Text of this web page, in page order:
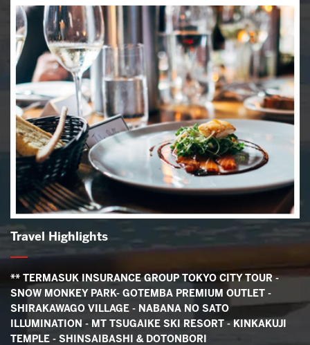
Travel Highlights
** TERMASUK INSURANCE GROUP TOKYO CITY TOUR -
SNOW MONKEY PARK- GOTEMBA PREMIUM OUTLET -
SHIRAKAWAGO VILLAGE - NABANA NO SATO
ILLUMINATION - MT TSUGAIKE SKI RESORT - KINKAKUJI
TEMPLE - SHINSAIBASHI & DOTONBORI